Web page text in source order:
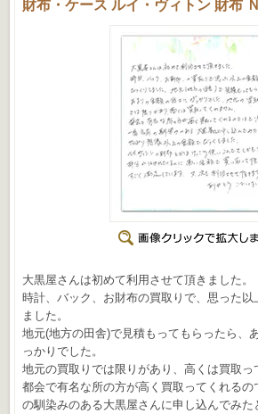
財布・ケース ルイ・ヴィトン 財布
大黒屋さんは初めて利用させて頂きました。
時計、バック、お財布の買取りで、思った以
ました。
地元(地方の田舎)で見積もってもらったら、
っかりでした。
地元の買取りでは限りがあり、高くは買取っ
都会で有名な所の方が高く買取ってくれる
の馴染みのある大黒屋さんに申し込んでみた